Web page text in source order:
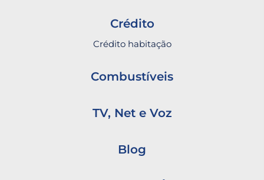
Crédito
Crédito habitação
Combustíveis
TV, Net e Voz
Blog